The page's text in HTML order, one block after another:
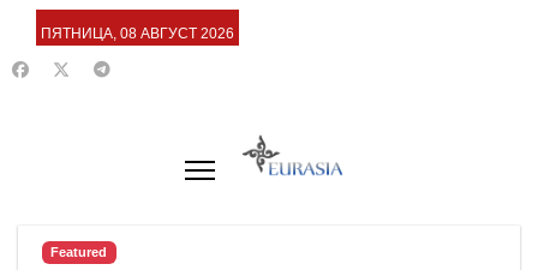
ПЯТНИЦА, 08 АВГУСТ 2026
Featured